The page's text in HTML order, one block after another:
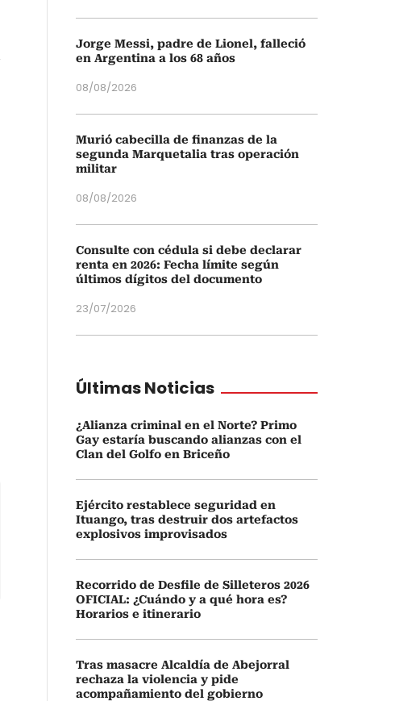
Jorge Messi, padre de Lionel, falleció
en Argentina a los 68 años
08/08/2026
Murió cabecilla de finanzas de la
segunda Marquetalia tras operación
militar
08/08/2026
Consulte con cédula si debe declarar
renta en 2026: Fecha límite según
últimos dígitos del documento
23/07/2026
Últimas Noticias
¿Alianza criminal en el Norte? Primo
Gay estaría buscando alianzas con el
Clan del Golfo en Briceño
Ejército restablece seguridad en
Ituango, tras destruir dos artefactos
explosivos improvisados
Recorrido de Desfile de Silleteros 2026
OFICIAL: ¿Cuándo y a qué hora es?
Horarios e itinerario
Tras masacre Alcaldía de Abejorral
rechaza la violencia y pide
acompañamiento del gobierno